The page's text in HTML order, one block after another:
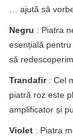
… ajută să
Negru : Piatra
esențială
să
Trandafir: Cel
piatră roz este
amplificator și
Violet : Piatra